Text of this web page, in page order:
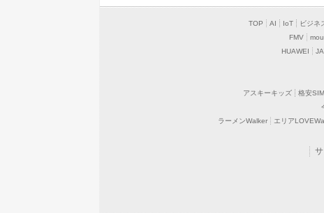
TOP AI IoT ビジネ
FMV
HUAWEI
アスキーキッズ
格安SIM
ラーメンWalker
エリア